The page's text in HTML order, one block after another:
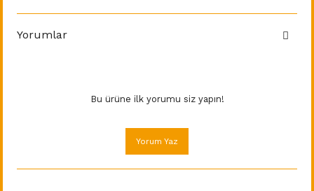
Yorumlar
Bu ürüne ilk yorumu siz yapın!
Yorum Yaz